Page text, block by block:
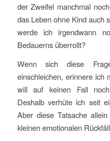
der Zweifel manchmal
das Leben ohne Kind auch
werde ich irgendwann
Bedauerns überrollt?
Wenn sich diese
einschleichen, erinnere ich
will auf keinen Fall
Deshalb verhüte ich seit
Aber diese Tatsache
kleinen emotionalen